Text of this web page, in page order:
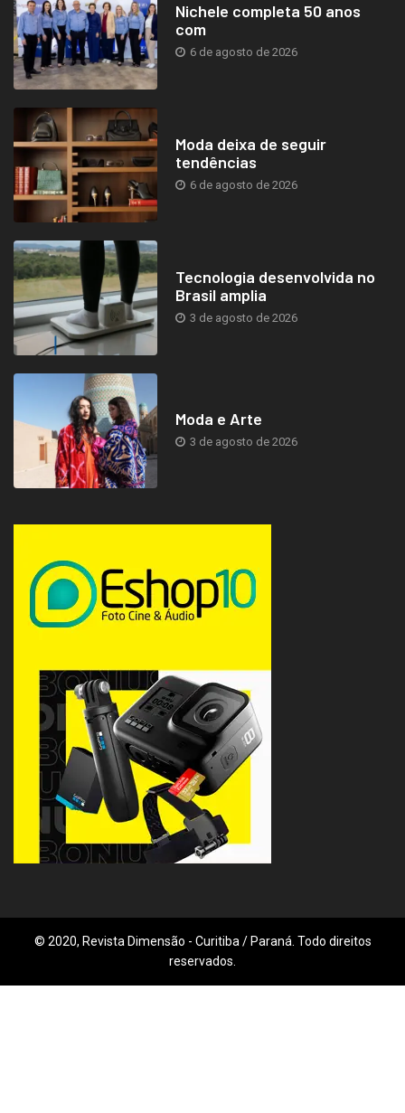
Nichele completa 50 anos
com
6 de agosto de 2026
Moda deixa de seguir
tendências
6 de agosto de 2026
Tecnologia desenvolvida no
Brasil amplia
3 de agosto de 2026
Moda e Arte
3 de agosto de 2026
© 2020, Revista Dimensão - Curitiba / Paraná. Todo direitos
reservados.